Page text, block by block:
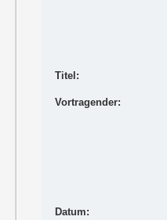
Titel:
Vortragender:
Datum: